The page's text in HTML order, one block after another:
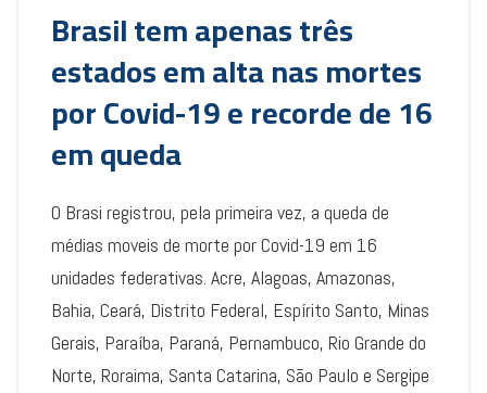
Brasil tem apenas três
estados em alta nas mortes
por Covid-19 e recorde de 16
em queda
O Brasi registrou, pela primeira vez, a queda de
médias moveis de morte por Covid-19 em 16
unidades federativas. Acre, Alagoas, Amazonas,
Bahia, Ceará, Distrito Federal, Espírito Santo, Minas
Gerais, Paraíba, Paraná, Pernambuco, Rio Grande do
Norte, Roraima, Santa Catarina, São Paulo e Sergipe